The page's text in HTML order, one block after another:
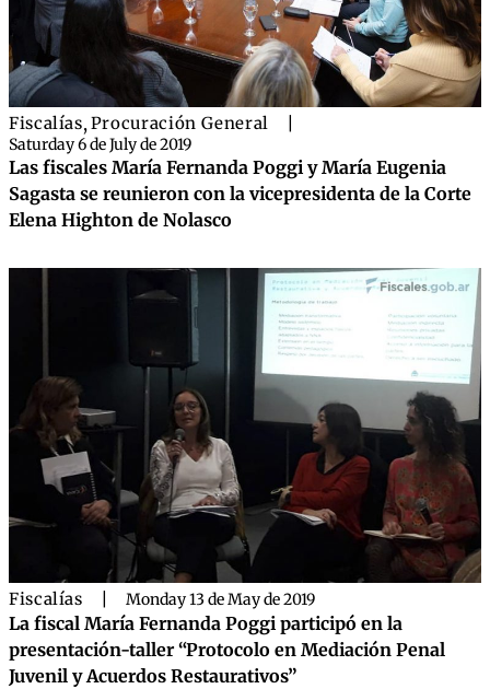
Fiscalías,Procuración General
Saturday 6 de July de 2019
Las fiscales María Fernanda Poggi y María Eugenia
Sagasta se reunieron con la vicepresidenta de la Corte
Elena Highton de Nolasco
Fiscalías Monday 13 de May de 2019
La fiscal María Fernanda Poggi participó en la
presentación-taller “Protocolo en Mediación Penal
Juvenil y Acuerdos Restaurativos”